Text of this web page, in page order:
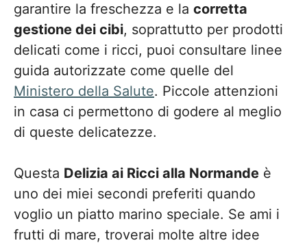
garantire la freschezza e la corretta
gestione dei cibi, soprattutto per prodotti
delicati come i ricci, puoi consultare linee
guida autorizzate come quelle del
Ministero della Salute. Piccole attenzioni
in casa ci permettono di godere al meglio
di queste delicatezze.
Questa Delizia ai Ricci alla Normande è
uno dei miei secondi preferiti quando
voglio un piatto marino speciale. Se ami i
frutti di mare, troverai molte altre idee